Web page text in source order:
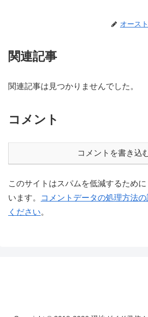
オース
関連記事
関連記事は見つかりませんでした。
コメント
コメントを書き込
このサイトはスパムを低減するため
います。
コメントデータの処理方法
ください。